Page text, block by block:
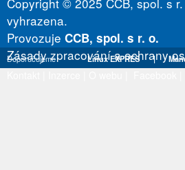
vyhrazena.
Provozuje CCB, spol. s r. o.
Zásady zpracování a ochrany
Doporučujeme Linux EXPRES |